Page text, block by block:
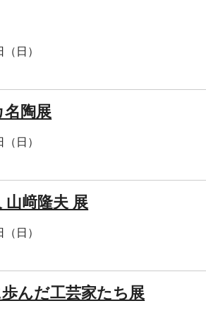
日）
陶展
日）
山﨑隆夫 展
日）
んだ工芸家たち展